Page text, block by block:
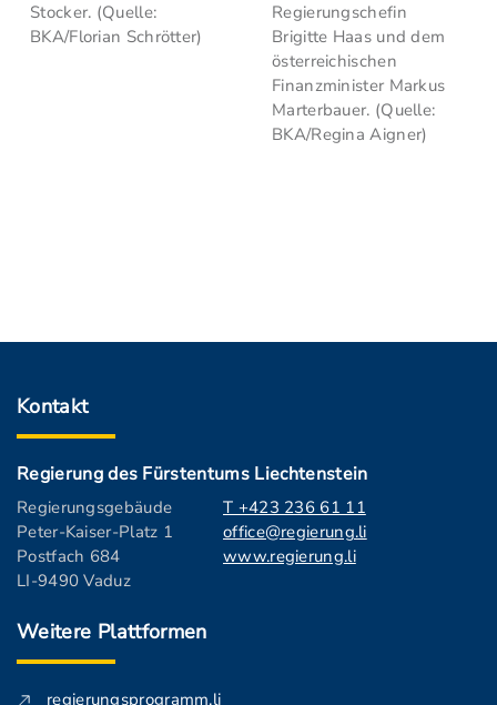
Stocker. (Quelle:
BKA/Florian Schrötter)
Regierungschefin
Brigitte Haas und dem
österreichischen
Finanzminister Markus
Marterbauer. (Quelle:
BKA/Regina Aigner)
Kontakt
Regierung des Fürstentums Liechtenstein
Regierungsgebäude
Peter-Kaiser-Platz 1
Postfach 684
LI-9490 Vaduz
T +423 236 61 11
office@regierung.li
www.regierung.li
Weitere Plattformen
regierungsprogramm.li